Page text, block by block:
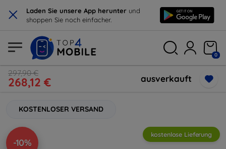
× Laden Sie unsere App herunter und
shoppen Sie noch einfacher.
0
297,90 €
268,12 € ausverkauft
KOSTENLOSER VERSAND
-10%
kostenlose Lieferung